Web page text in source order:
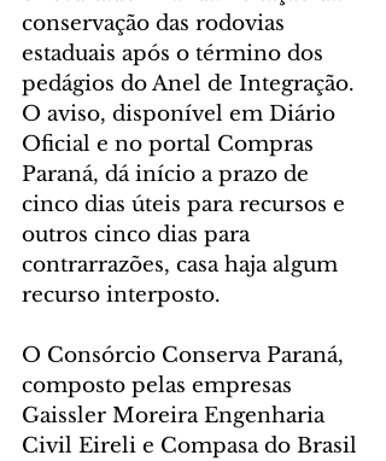
conservação das rodovias
estaduais após o término dos
pedágios do Anel de Integração.
O aviso, disponível em Diário
Oficial e no portal Compras
Paraná, dá início a prazo de
cinco dias úteis para recursos e
outros cinco dias para
contrarrazões, casa haja algum
recurso interposto.
O Consórcio Conserva Paraná,
composto pelas empresas
Gaissler Moreira Engenharia
Civil Eireli e Compasa do Brasil